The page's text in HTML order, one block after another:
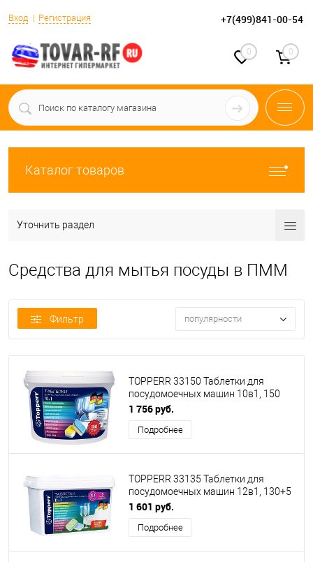
Вход Регистрация +7(499)841-00-54
0 0
Каталог товаров
Уточнить раздел
Средства для мытья посуды в ПММ
Фильтр популярности
TOPPERR 33150 Таблетки для
посудомоечных машин 10в1, 150
шт. в уп. ®
1 756 руб.
Подробнее
TOPPERR 33135 Таблетки для
посудомоечных машин 12в1, 130+5
шт. в уп. ®
1 601 руб.
Подробнее